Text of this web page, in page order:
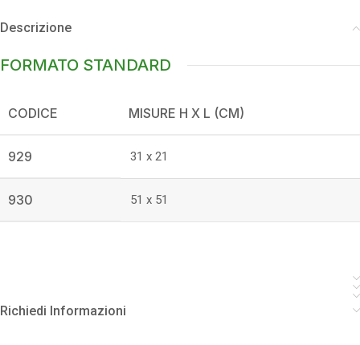
Descrizione
FORMATO STANDARD
CODICE MISURE H X L (CM)
929 31 x 21
930 51 x 51
Richiedi Informazioni